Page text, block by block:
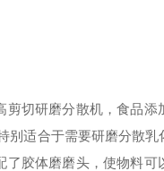
切研磨分散机，食品
适合于需要研磨分散
胶体磨磨头，使物料